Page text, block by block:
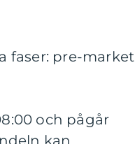
faser: pre-market
och pågår
kan